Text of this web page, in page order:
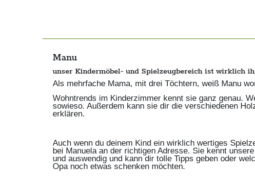
Manu
unser Kindermöbel- und Spielzeugbereich ist wirklich
Als mehrfache Mama, mit drei Töchtern, weiß Manu
Wohntrends im Kinderzimmer kennt sie ganz genau.
sowieso. Außerdem kann sie dir die verschiedenen
erklären.
Auch wenn du deinem Kind ein wirklich wertiges
bei Manuela an der richtigen Adresse. Sie kennt
und auswendig und kann dir tolle Tipps geben oder
Opa noch etwas schenken möchten.